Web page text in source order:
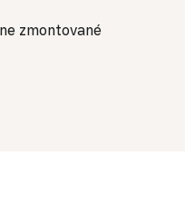
zmontované